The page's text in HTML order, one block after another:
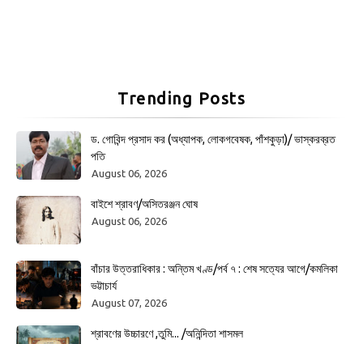
Trending Posts
ড. গোবিন্দ প্রসাদ কর (অধ্যাপক, লোকগবেষক, পাঁশকুড়া)/ ভাস্করব্রত
পতি
August 06, 2026
বাইশে শ্রাবণ/অসিতরঞ্জন ঘোষ
August 06, 2026
বাঁচার উত্তরাধিকার : অন্তিম খণ্ড/পর্ব ৭ : শেষ সত্যের আগে/কমলিকা
ভট্টাচার্য
August 07, 2026
শ্রাবণের উচ্চারণে ,তুমি... /অনিন্দিতা শাসমল